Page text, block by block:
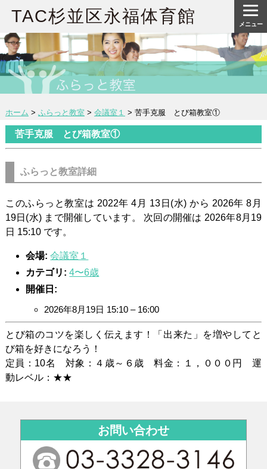
TAC杉並区永福体育館
ホーム > ふらっと教室 > 会議室１ > 苦手克服 とび箱教室①
苦手克服 とび箱教室①
ふらっと教室詳細
このふらっと教室は 2022年 4月 13日(水) から 2026年 8月
19日(水) まで開催しています。 次回の開催は 2026年8月19
日 15:10 です。
会場: 会議室１
カテゴリ: 4〜6歳
開催日:
2026年8月19日 15:10 – 16:00
とび箱のコツを楽しく伝えます！「出来た」を増やしてと
び箱を好きになろう！
定員：10名 対象：４歳～６歳 料金：１，０００円 運
動レベル：★★
お問い合わせ
メニュー